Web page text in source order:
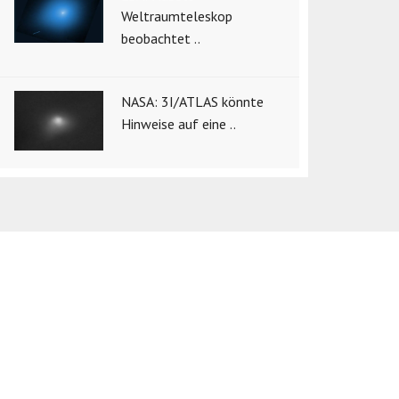
Weltraumteleskop
beobachtet ..
NASA: 3I/ATLAS könnte
Hinweise auf eine ..